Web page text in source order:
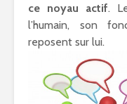
ce noyau actif.
l’humain, son
reposent sur lui.